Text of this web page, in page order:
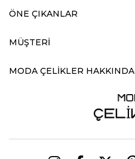
ÖNE ÇIKANLAR
MÜŞTERİ
MODA ÇELİKLER HAKKINDA